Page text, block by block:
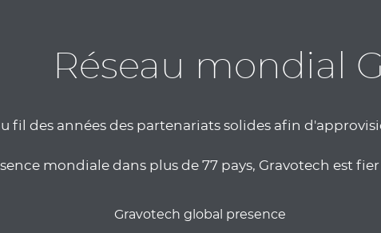
Réseau mondial
fil des années des partenariats solides afin
mondiale dans plus de 77 pays, Gravotech est